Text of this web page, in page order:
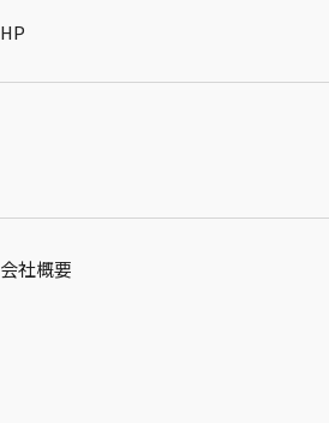
HP
会社概要